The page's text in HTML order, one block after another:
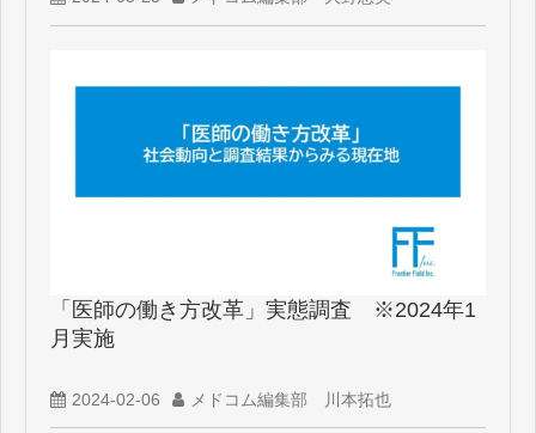
「医師の働き方改革」実態調査 ※2024年1
月実施
2024-02-06 メドコム編集部 川本拓也